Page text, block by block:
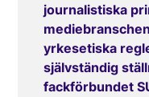
journalistiska
yrkesetiska
självständig
fackförbundet